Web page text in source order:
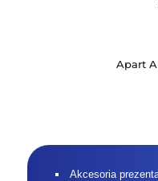
Apart
Akcesoria